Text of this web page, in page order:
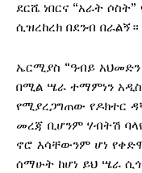
ደርሼ ነበርና “አራት
ሲዝረከረክ በደንብ በራልኝ።
ኤርሚያስ “ዓብይ አህመድን
በሚል ሤራ ተማምነን አዲስ
የሚያረጋግጠው የዶክተር
መረጃ ቢሆንም ሃብትሽ
ኖሮ እሳቸውንም ሆነ
ሰማሁት ከሆነ ይህ ሤራ